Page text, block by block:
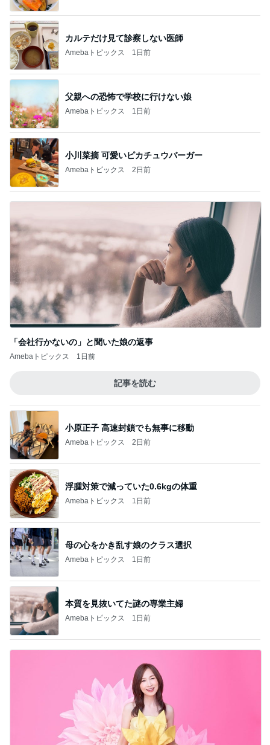
カルテだけ見て診察しない医師
Amebaトピックス 1日前
父親への恐怖で学校に行けない娘
Amebaトピックス 1日前
小川菜摘 可愛いピカチュウバーガー
Amebaトピックス 2日前
「会社行かないの」と聞いた娘の返事
Amebaトピックス 1日前
記事を読む
小原正子 高速封鎖でも無事に移動
Amebaトピックス 2日前
浮腫対策で減っていた0.6kgの体重
Amebaトピックス 1日前
母の心をかき乱す娘のクラス選択
Amebaトピックス 1日前
本質を見抜いてた謎の専業主婦
Amebaトピックス 1日前